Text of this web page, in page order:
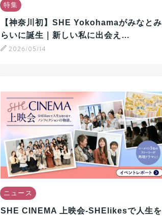
特集
【神奈川初】SHE Yokohamaがみなとみ
らいに誕生｜新しい私に出会え…
2026/05/14
ニュース
SHE CINEMA 上映会-SHElikesで人生を